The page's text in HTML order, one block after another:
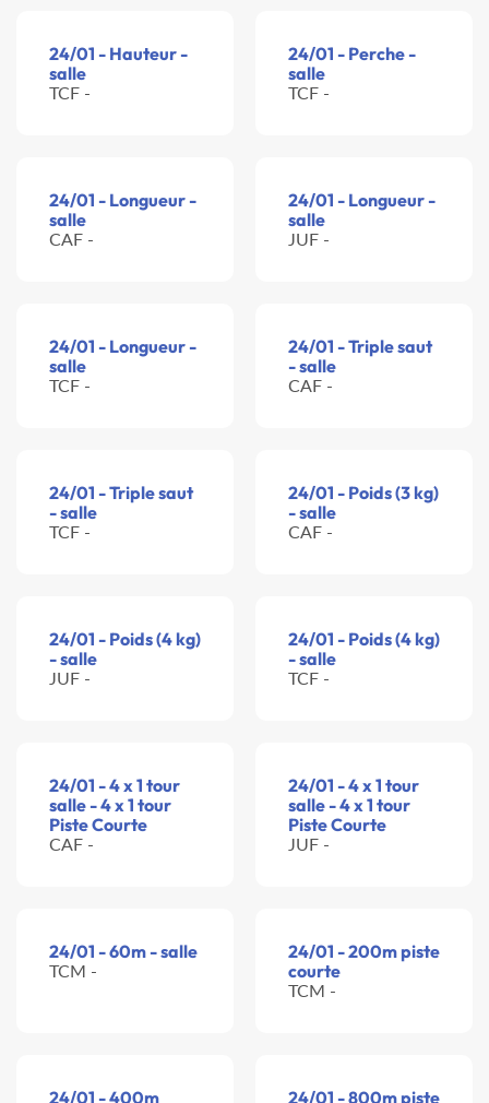
24/01 - Hauteur -
salle
TCF -
24/01 - Perche -
salle
TCF -
24/01 - Longueur -
salle
CAF -
24/01 - Longueur -
salle
JUF -
24/01 - Longueur -
salle
TCF -
24/01 - Triple saut
- salle
CAF -
24/01 - Triple saut
- salle
TCF -
24/01 - Poids (3 kg)
- salle
CAF -
24/01 - Poids (4 kg)
- salle
JUF -
24/01 - Poids (4 kg)
- salle
TCF -
24/01 - 4 x 1 tour
salle - 4 x 1 tour
Piste Courte
CAF -
24/01 - 4 x 1 tour
salle - 4 x 1 tour
Piste Courte
JUF -
24/01 - 60m - salle
TCM -
24/01 - 200m piste
courte
TCM -
24/01 - 400m 24/01 - 800m piste